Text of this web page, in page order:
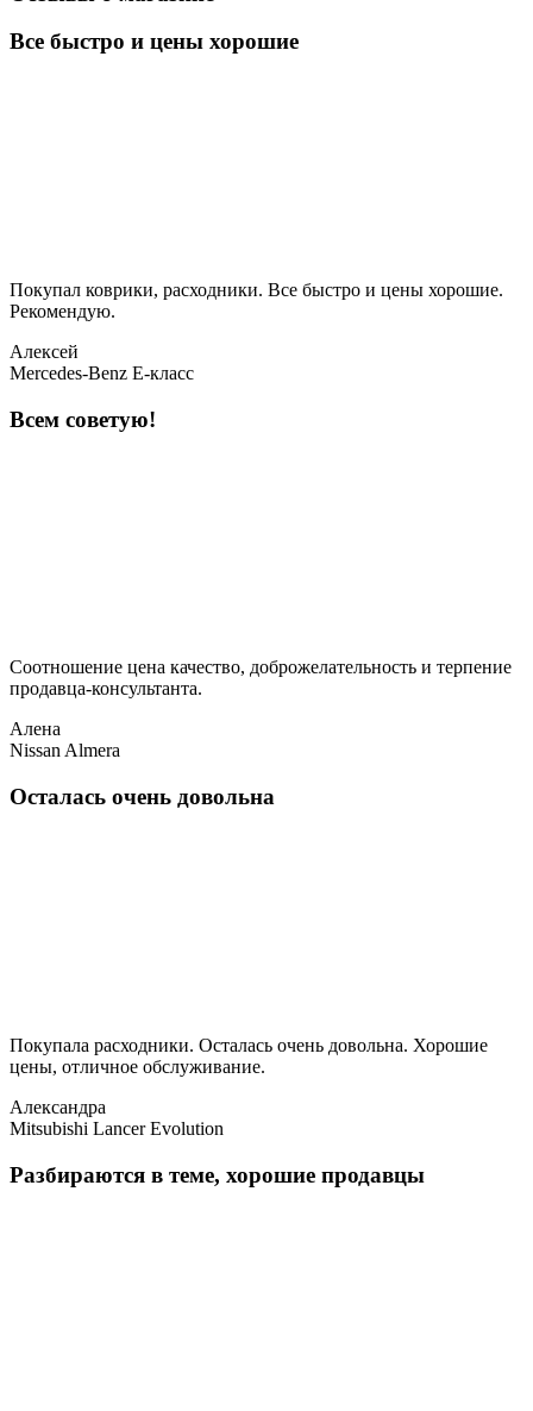
Все быстро и цены хорошие
Покупал коврики, расходники. Все быстро и цены хорошие.
Рекомендую.
Алексей
Mercedes-Benz E-класс
Всем советую!
Соотношение цена качество, доброжелательность и терпение
продавца-консультанта.
Алена
Nissan Almera
Осталась очень довольна
Покупала расходники. Осталась очень довольна. Хорошие
цены, отличное обслуживание.
Александра
Mitsubishi Lancer Evolution
Разбираются в теме, хорошие продавцы